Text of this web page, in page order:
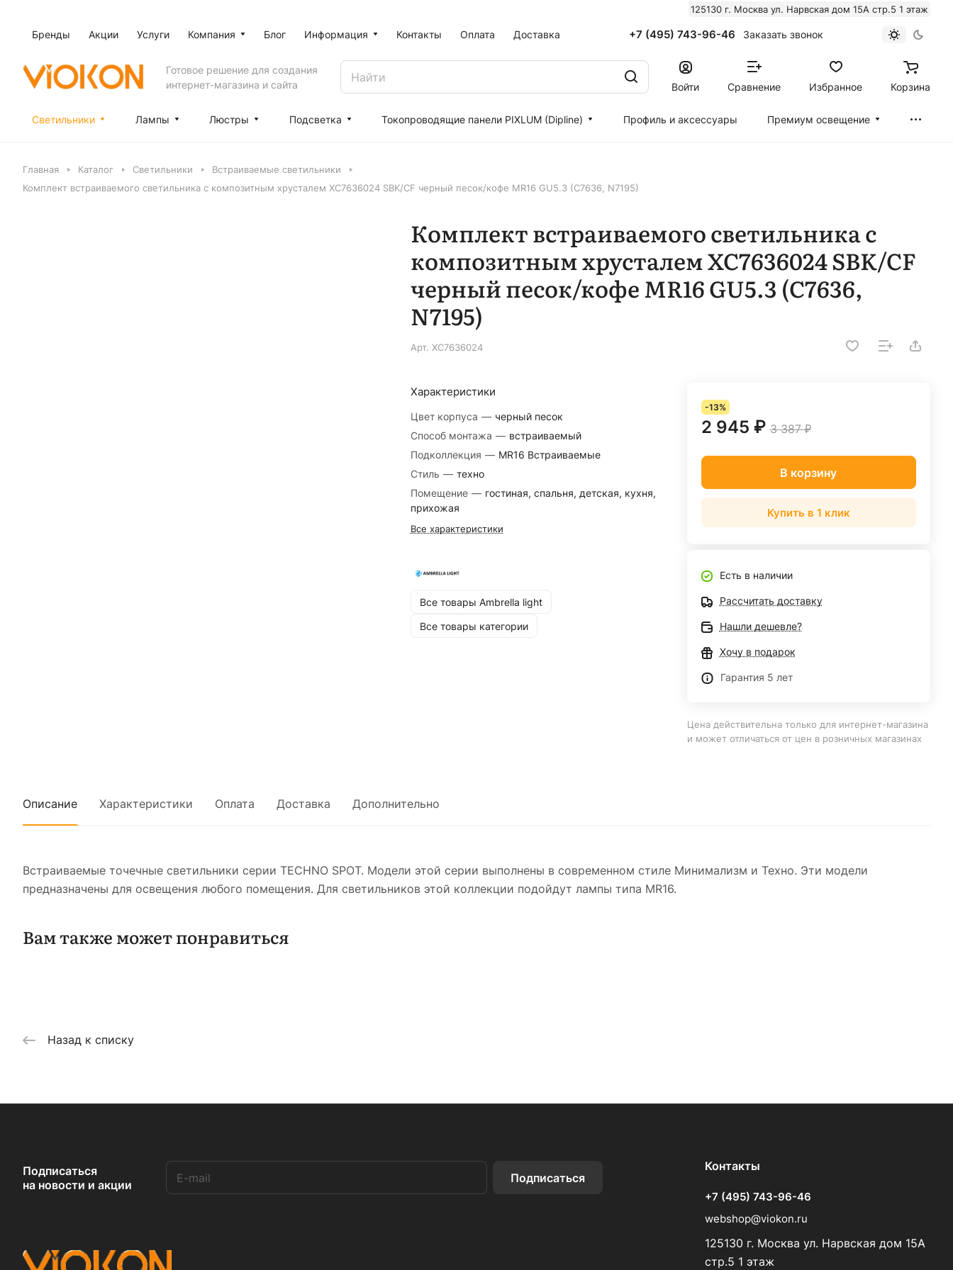
125130 г. Москва ул. Нарвская дом 15А стр.5 1 этаж
Бренды Акции Услуги Компания Блог Информация Контакты Оплата Доставка +7 (495) 743-96-46 Заказать звонок
Готовое решение для создания
интернет-магазина и сайта
Войти Сравнение Избранное Корзина
Светильники Лампы Люстры Подсветка Токопроводящие панели PIXLUM (Dipline) Профиль и аксессуары Премиум освещение
Главная Каталог Светильники
Встраиваемые светильники
Комплект встраиваемого светильника с композитным хрусталем XC7636024 SBK/CF черный песок/кофе MR16 GU5.3 (C7636, N7195)
Комплект встраиваемого светильника с
композитным хрусталем XC7636024 SBK/CF
черный песок/кофе MR16 GU5.3 (C7636,
N7195)
Арт. XC7636024
Характеристики
Цвет корпуса — черный песок
Способ монтажа — встраиваемый
Подколлекция — MR16 Встраиваемые
Стиль — техно
Помещение — гостиная, спальня, детская, кухня,
прихожая
Все характеристики
Все товары Ambrella light
Все товары категории
-13%
2 945 ₽ 3 387 ₽
В корзину
Купить в 1 клик
Есть в наличии
Рассчитать доставку
Нашли дешевле?
Хочу в подарок
Гарантия 5 лет
Цена действительна только для интернет-магазина
и может отличаться от цен в розничных магазинах
Описание Характеристики Оплата Доставка Дополнительно
Встраиваемые точечные светильники серии TECHNO SPOT. Модели этой серии выполнены в современном стиле Минимализм и Техно. Эти модели
предназначены для освещения любого помещения. Для светильников этой коллекции подойдут лампы типа MR16.
Вам также может понравиться
Назад к списку
Подписаться
на новости и акции
Подписаться
Контакты
+7 (495) 743-96-46
webshop@viokon.ru
125130 г. Москва ул. Нарвская дом 15А
стр.5 1 этаж